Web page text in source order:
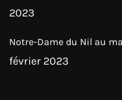
2023
Notre-Dame du Nil au
février 2023